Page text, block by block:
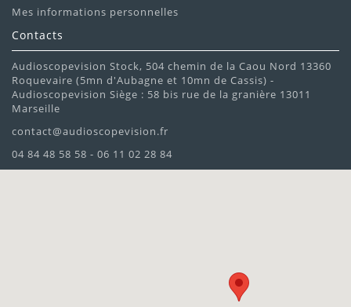
Mes informations personnelles
Contacts
Audioscopevision Stock, 504 chemin de la Caou Nord 13360
Roquevaire (5mn d'Aubagne et 10mn de Cassis) -
Audioscopevision Siège : 58 bis rue de la granière 13011
Marseille
contact@audioscopevision.fr
04 84 48 58 58 - 06 11 02 28 84